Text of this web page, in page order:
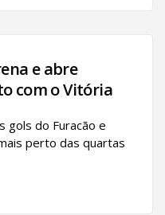
e abre
com o Vitória
gols do Furacão e
perto das quartas